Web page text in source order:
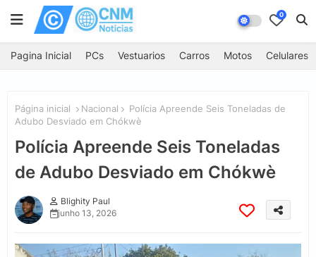
0
Pagina Inicial PCs Vestuarios Carros Motos Celulares
Página inicial Nacional
Polícia Apreende Seis Toneladas de
Adubo Desviado em Chókwè
Polícia Apreende Seis Toneladas
de Adubo Desviado em Chókwè
Blighity Paul
junho 13, 2026